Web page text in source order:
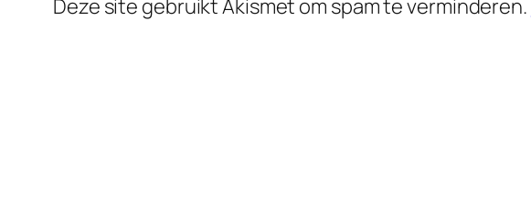
Deze site gebruikt Akismet om spam te verminderen.